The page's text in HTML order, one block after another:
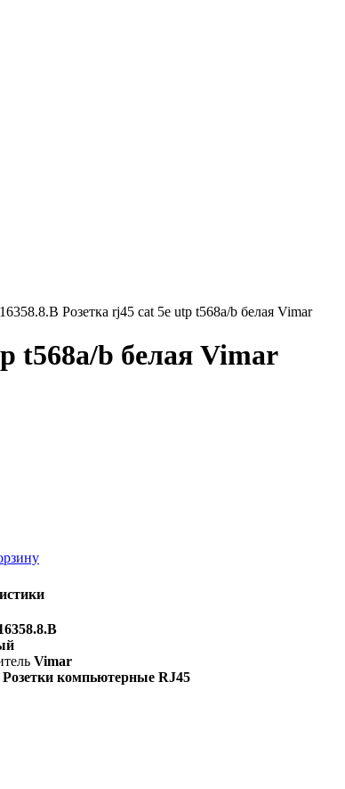
16358.8.B Розетка rj45 cat 5e utp t568a/b белая Vimar
t568a/b белая Vimar
Vimar
Розетки компьютерные RJ45